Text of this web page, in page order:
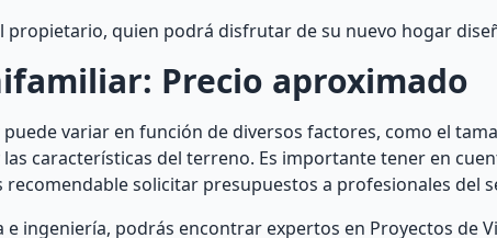
propietario, quien podrá disfrutar de su nuevo hogar
Precio aproximado
variar en función de diversos factores, como el
características del terreno. Es importante tener en
solicitar presupuestos a profesionales del
ingeniería, podrás encontrar expertos en Proyectos de